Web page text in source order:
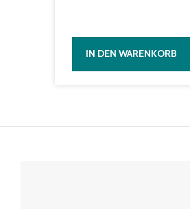
IN DEN WARENKORB